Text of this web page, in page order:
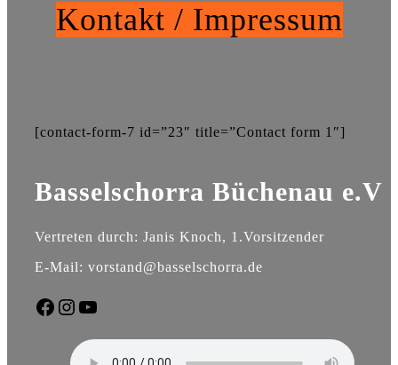
Kontakt / Impressum
[contact-form-7 id=”23″ title=”Contact form 1″]
Basselschorra Büchenau e.V
Vertreten durch: Janis Knoch, 1.Vorsitzender
E-Mail: vorstand@basselschorra.de
Facebook
Instagram
YouTube